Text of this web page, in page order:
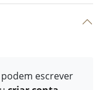
escrever